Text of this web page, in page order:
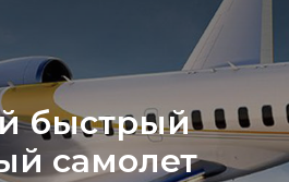
быстрый
самолет